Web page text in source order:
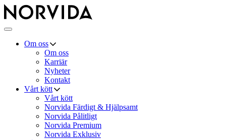
Norvida
Meny
Om oss
Om oss
Karriär
Nyheter
Kontakt
Vårt kött
Vårt kött
Norvida Färdigt & Hjälpsamt
Norvida Pålitligt
Norvida Premium
Norvida Exklusiv